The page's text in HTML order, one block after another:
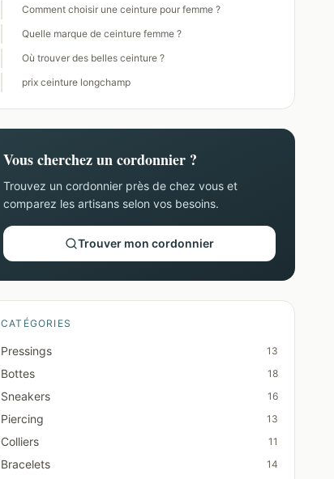
Comment choisir une ceinture pour femme ?
Quelle marque de ceinture femme ?
Où trouver des belles ceinture ?
prix ceinture longchamp
Vous cherchez un cordonnier ?
Trouvez un cordonnier près de chez vous et
comparez les artisans selon vos besoins.
Trouver mon cordonnier
CATÉGORIES
Pressings 13
Bottes 18
Sneakers 16
Piercing 13
Colliers 11
Bracelets 14